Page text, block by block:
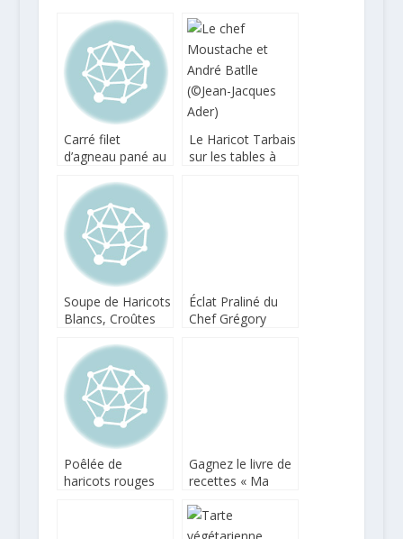
Carré filet
d’agneau pané au
Carré & flan de
Haricots Tarbais
Le Haricot Tarbais
sur les tables à
Soupe de Haricots
Blancs, Croûtes
Éclat Praliné du
Chef Grégory
Poêlée de
haricots rouges
Gagnez le livre de
recettes « Ma
la maison » !